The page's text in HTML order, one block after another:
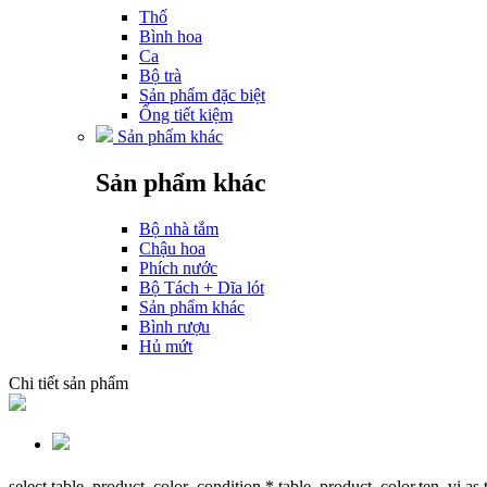
Thố
Bình hoa
Ca
Bộ trà
Sản phẩm đặc biệt
Ống tiết kiệm
Sản phẩm khác
Sản phẩm khác
Bộ nhà tắm
Chậu hoa
Phích nước
Bộ Tách + Dĩa lót
Sản phẩm khác
Bình rượu
Hủ mứt
Chi tiết sản phẩm